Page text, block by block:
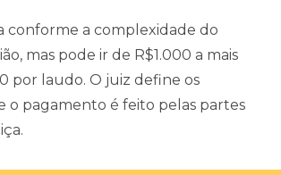
conforme a complexidade do
mas pode ir de R$1.000 a mais
por laudo. O juiz define os
o pagamento é feito pelas partes